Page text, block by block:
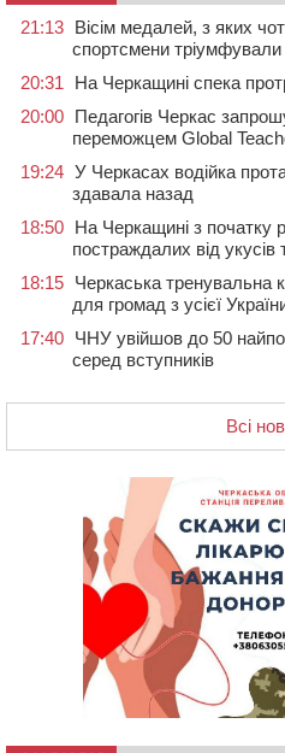
21:13 Вісім медалей, з яких
спортсмени тріумфували
20:31
На Черкащині спека
20:00 Педагогів Черкас
переможцем Global
19:24 У Черкасах водійка
здавала назад
18:50 На Черкащині з початку
постраждалих від укусів
18:15 Черкаська тренувальна
для громад з усієї
17:40 ЧНУ увійшов до 50
серед вступників
контейнерний майданчик
16:32
Без розтину грудної
пацієнтці замінили
У Черкаському
електростанцію за
У Київській області
фронті жителем
У Черкасах містяни
вирізані дерева
обіцяє масштабне
Провокував конфлікт і
Всі